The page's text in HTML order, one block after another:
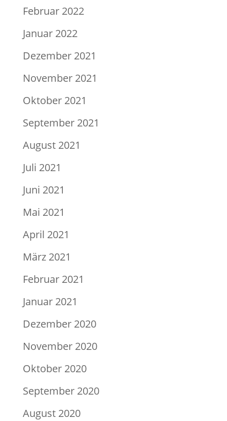
Februar 2022
Januar 2022
Dezember 2021
November 2021
Oktober 2021
September 2021
August 2021
Juli 2021
Juni 2021
Mai 2021
April 2021
März 2021
Februar 2021
Januar 2021
Dezember 2020
November 2020
Oktober 2020
September 2020
August 2020